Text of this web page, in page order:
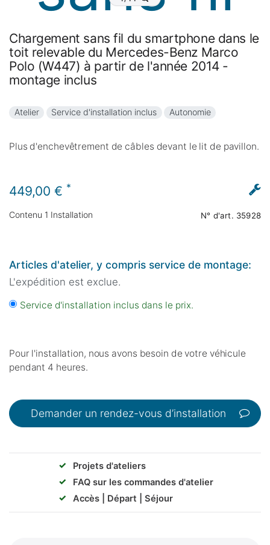
Chargement sans fil du smartphone dans le
toit relevable du Mercedes-Benz Marco
Polo (W447) à partir de l'année 2014 -
montage inclus
Atelier Service d'installation inclus Autonomie
Plus d'enchevêtrement de câbles devant le lit de pavillon.
449,00 € *
Contenu 1 Installation N° d'art. 35928
Articles d'atelier, y compris service de montage:
L'expédition est exclue.
Service d'installation inclus dans le prix.
Pour l'installation, nous avons besoin de votre véhicule
pendant 4 heures.
Demander un rendez-vous d’installation
✓
Projets d'ateliers
✓
FAQ sur les commandes d'atelier
✓
Accès | Départ | Séjour